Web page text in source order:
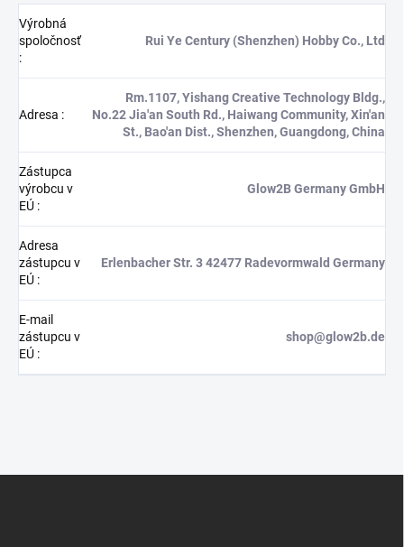
Výrobná
spoločnosť
:
Rui Ye Century (Shenzhen) Hobby Co., Ltd
Adresa :
Rm.1107, Yishang Creative Technology Bldg.,
No.22 Jia'an South Rd., Haiwang Community, Xin'an
St., Bao'an Dist., Shenzhen, Guangdong, China
Zástupca
výrobcu v
EÚ :
Glow2B Germany GmbH
Adresa
zástupcu v
EÚ :
Erlenbacher Str. 3 42477 Radevormwald Germany
E-mail
zástupcu v
EÚ :
shop@glow2b.de